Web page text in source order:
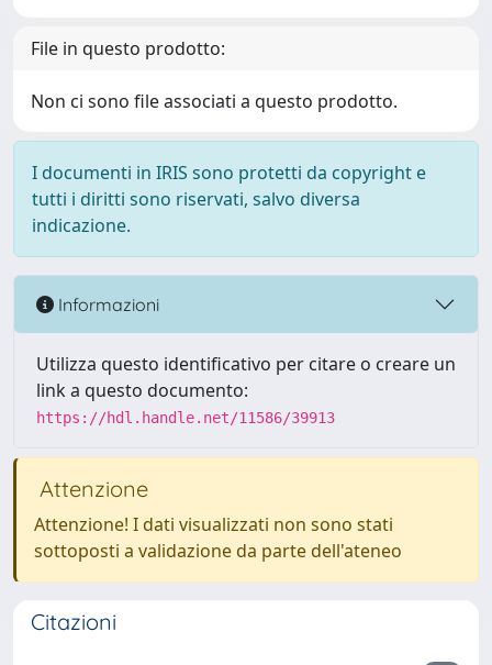
File in questo prodotto:
Non ci sono file associati a questo prodotto.
I documenti in IRIS sono protetti da copyright e
tutti i diritti sono riservati, salvo diversa
indicazione.
Informazioni
Utilizza questo identificativo per citare o creare un
link a questo documento:
https://hdl.handle.net/11586/39913
Attenzione
Attenzione! I dati visualizzati non sono stati
sottoposti a validazione da parte dell'ateneo
Citazioni